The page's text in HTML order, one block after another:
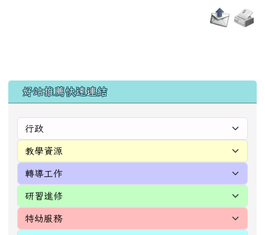
左邊區域內容
好站推薦快速連結